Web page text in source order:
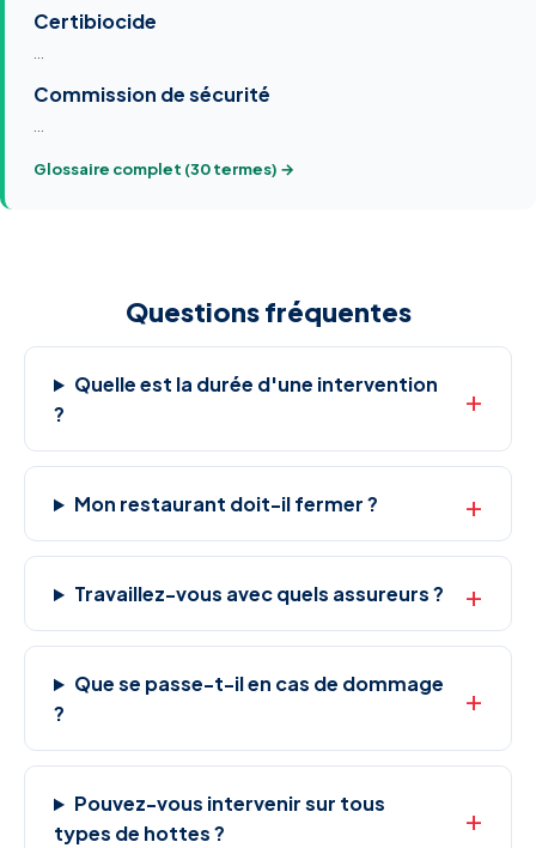
Certibiocide
Commission de sécurité
Glossaire complet (30 termes) →
Questions fréquentes
Quelle est la durée d'une intervention
?
Mon restaurant doit-il fermer ?
Travaillez-vous avec quels assureurs ?
Que se passe-t-il en cas de dommage
?
Pouvez-vous intervenir sur tous
types de hottes ?